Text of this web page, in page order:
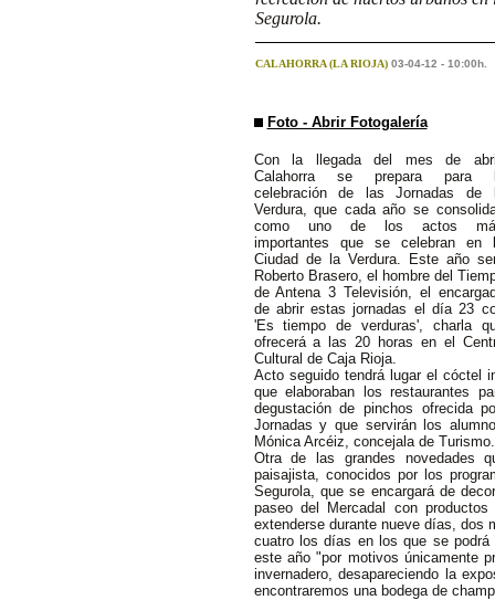
Segurola.
CALAHORRA (LA RIOJA) 03-04-12 - 10:00h.
Foto - Abrir Fotogalería
Con la llegada del mes de
Calahorra se prepara para
celebración de las Jornadas de
Verdura, que cada año se
como uno de los actos
importantes que se celebran en
Ciudad de la Verdura. Este año
Roberto Brasero, el hombre del
de Antena 3 Televisión, el
de abrir estas jornadas el día 23
'Es tiempo de verduras', charla
ofrecerá a las 20 horas en el
Cultural de Caja Rioja.
Acto seguido tendrá lugar el cóctel
que elaboraban los restaurantes
degustación de pinchos ofrecida
Jornadas y que servirán los
Mónica Arcéiz, concejala de Turismo.
Otra de las grandes novedades
paisajista, conocidos por los
Segurola, que se encargará de
paseo del Mercadal con
extenderse durante nueve días, dos
cuatro los días en los que se
este año "por motivos únicamente
invernadero, desapareciendo la
encontraremos una bodega de